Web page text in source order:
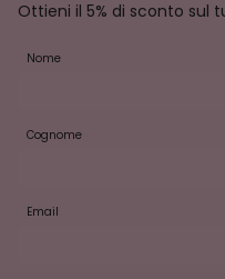
Ottieni il 5% di sconto sul
Nome
Cognome
Email